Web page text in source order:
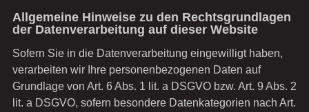
Allgemeine Hinweise zu den Rechtsgrundlagen
der Datenverarbeitung auf dieser Website
Sofern Sie in die Datenverarbeitung eingewilligt haben,
verarbeiten wir Ihre personenbezogenen Daten auf
Grundlage von Art. 6 Abs. 1 lit. a DSGVO bzw. Art. 9 Abs. 2
lit. a DSGVO, sofern besondere Datenkategorien nach Art.